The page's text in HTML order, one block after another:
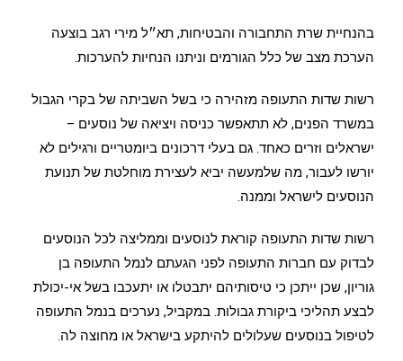
בהנחיית שרת התחבורה והבטיחות, תא״ל מירי רגב בוצעה
הערכת מצב של כלל הגורמים וניתנו הנחיות להערכות.
רשות שדות התעופה מזהירה כי בשל השביתה של בקרי הגבול
במשרד הפנים, לא תתאפשר כניסה ויציאה של נוסעים –
ישראלים וזרים כאחד. גם בעלי דרכונים ביומטריים ורגילים לא
יורשו לעבור, מה שלמעשה יביא לעצירת מוחלטת של תנועת
הנוסעים לישראל וממנה.
רשות שדות התעופה קוראת לנוסעים וממליצה לכל הנוסעים
לבדוק עם חברות התעופה לפני הגעתם לנמל התעופה בן
גוריון, שכן ייתכן כי טיסותיהם יתבטלו או יתעכבו בשל אי-יכולת
לבצע תהליכי ביקורת גבולות. במקביל, נערכים בנמל התעופה
לטיפול בנוסעים שעלולים להיתקע בישראל או מחוצה לה.